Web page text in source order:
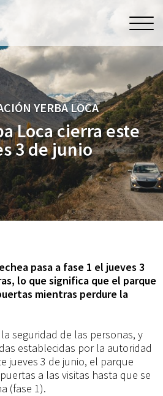
Menú
YERBA LOCA
Loca cierra este
3 de junio
pasa a fase 1 el jueves 3
lo que significa que el parque
mientras perdure la
seguridad de las personas, y
establecidas por la autoridad
jueves 3 de junio, el parque
a las visitas hasta que se
(fase 1).